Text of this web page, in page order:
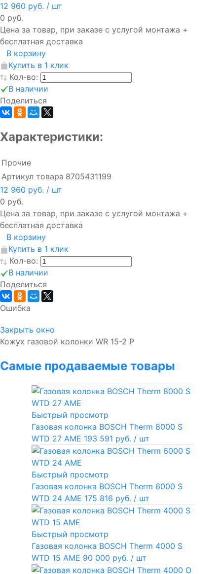
12 960 руб. / шт
0 руб.
Цена за товар, при заказе с услугой монтажа +
бесплатная доставка
В корзину
Купить в 1 клик
Кол-во:
В наличии
Поделиться
Характеристики:
Прочие
Артикул товара 8705431199
12 960 руб. / шт
0 руб.
Цена за товар, при заказе с услугой монтажа +
бесплатная доставка
В корзину
Купить в 1 клик
Кол-во:
В наличии
Поделиться
Ошибка
Закрыть окно
Кожух газовой колонки WR 15-2 P
Самые продаваемые товары
Быстрый просмотр
Газовая колонка BOSCH Therm 8000 S
WTD 27 AME 193 591 руб. / шт
Быстрый просмотр
Газовая колонка BOSCH Therm 6000 S
WTD 24 AME 175 816 руб. / шт
Быстрый просмотр
Газовая колонка BOSCH Therm 4000 S
WTD 15 AME 90 000 руб. / шт